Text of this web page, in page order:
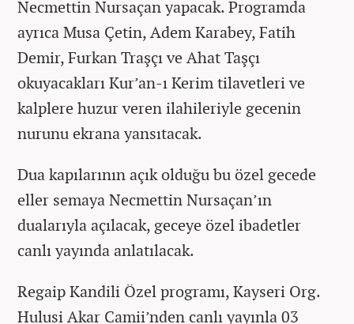
Necmettin Nursaçan yapacak. Programda
ayrıca Musa Çetin, Adem Karabey, Fatih
Demir, Furkan Traşçı ve Ahat Taşçı
okuyacakları Kur’an-ı Kerim tilavetleri ve
kalplere huzur veren ilahileriyle gecenin
nurunu ekrana yansıtacak.
Dua kapılarının açık olduğu bu özel gecede
eller semaya Necmettin Nursaçan’ın
dualarıyla açılacak, geceye özel ibadetler
canlı yayında anlatılacak.
Regaip Kandili Özel programı, Kayseri Org.
Hulusi Akar Camii’nden canlı yayınla 03